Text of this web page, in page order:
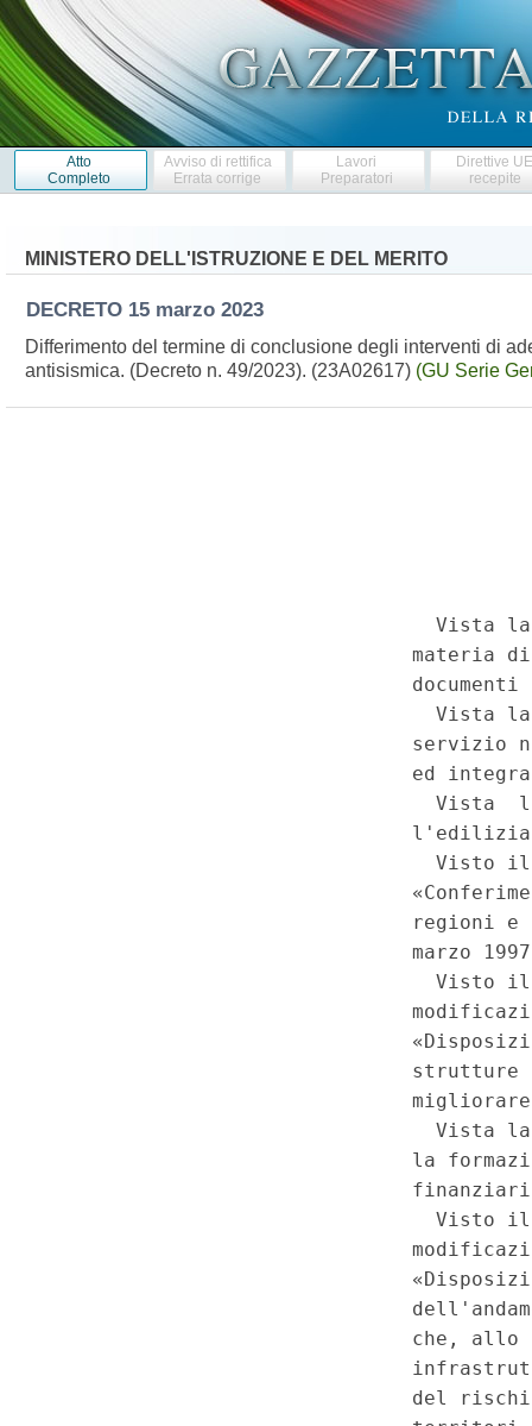
Atto
Completo
Avviso di rettifica
Errata corrige
Lavori
Preparatori
Direttive
recepite
MINISTERO DELL'ISTRUZIONE E DEL MERITO
DECRETO 15 marzo 2023
Differimento del termine di conclusione degli interventi di
antisismica. (Decreto n. 49/2023). (23A02617) (GU Serie